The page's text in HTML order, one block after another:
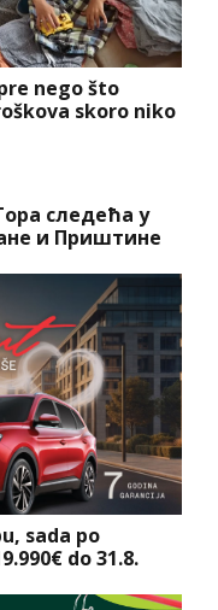
nego što
skoro niko
следећа у
и Приштине
sada po
do 31.8.